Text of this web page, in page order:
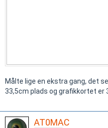
Målte lige en ekstra gang, det
33,5cm plads og grafikkortet er
AT0MAC